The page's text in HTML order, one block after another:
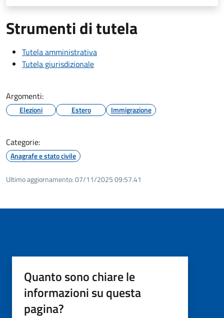
Strumenti di tutela
Tutela amministrativa
Tutela giurisdizionale
Argomenti:
Elezioni Estero Immigrazione
Categorie:
Anagrafe e stato civile
Ultimo aggiornamento:07/11/2025 09:57.41
Quanto sono chiare le
informazioni su questa
pagina?